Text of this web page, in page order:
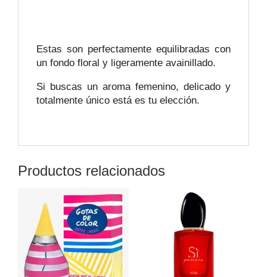
Estas son perfectamente equilibradas con
un fondo floral y ligeramente avainillado.
Si buscas un aroma femenino, delicado y
totalmente único está es tu elección.
Productos relacionados